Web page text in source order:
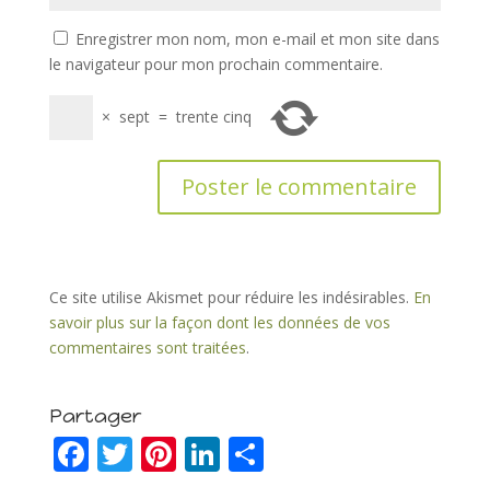
Enregistrer mon nom, mon e-mail et mon site dans
le navigateur pour mon prochain commentaire.
× sept = trente cinq
Ce site utilise Akismet pour réduire les indésirables. En
savoir plus sur la façon dont les données de vos
commentaires sont traitées.
Partager
F T Pi Li P